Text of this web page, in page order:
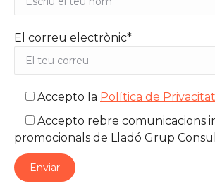
El correu electrònic*
Accepto la Política de Privacitat
Accepto rebre comunicacions
promocionals de Lladó Grup